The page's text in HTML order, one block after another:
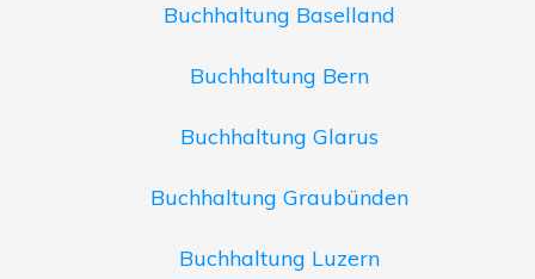
Buchhaltung Baselland
Buchhaltung Bern
Buchhaltung Glarus
Buchhaltung Graubünden
Buchhaltung Luzern